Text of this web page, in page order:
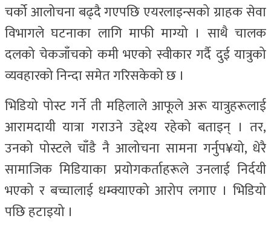
चर्को आलोचना बढ्दै गएपछि एयरलाइन्सको ग्राहक सेवा
विभागले घटनाका लागि माफी माग्यो । साथै चालक
दलको चेकजाँचको कमी भएको स्वीकार गर्दै दुई यात्रुको
व्यवहारको निन्दा समेत गरिसकेको छ ।
भिडियो पोस्ट गर्ने ती महिलाले आफूले अरू यात्रुहरूलाई
आरामदायी यात्रा गराउने उद्देश्य रहेको बताइन् । तर,
उनको पोस्टले चाँडै नै आलोचना सामना गर्नुप¥यो, धेरै
सामाजिक मिडियाका प्रयोगकर्ताहरूले उनलाई निर्दयी
भएको र बच्चालाई धम्क्याएको आरोप लगाए । भिडियो
पछि हटाइयो ।